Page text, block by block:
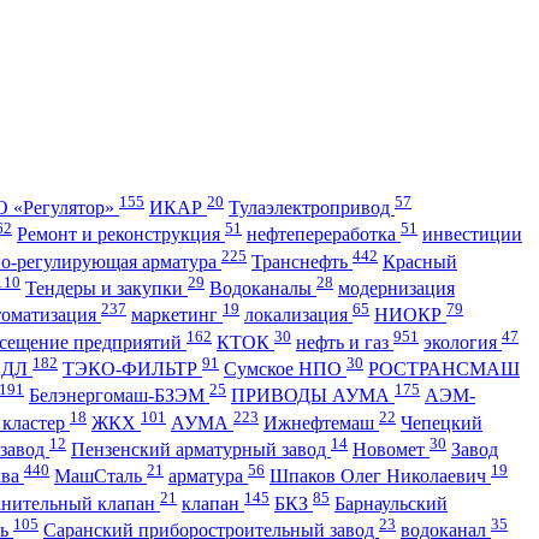
155 ИКАР 20 Тулаэлектропривод 57
Ремонт и реконструкция 51 нефтепереработка 51 инвестиции
регулирующая арматура 225 Транснефть 442 Красный
Тендеры и закупки 29 Водоканалы 28 модернизация
237 маркетинг 19 локализация 65 НИОКР 79
предприятий 162 КТОК 30 нефть и газ 951 экология 47
182 ТЭКО-ФИЛЬТР 91 Сумское НПО 30 РОСТРАНСМАШ
191 Белэнергомаш-БЗЭМ 25 ПРИВОДЫ АУМА 175 АЭМ-
18 ЖКХ 101 АУМА 223 Ижнефтемаш 22 Чепецкий
12 Пензенский арматурный завод 14 Новомет 30 Завод
440 МашСталь 21 арматура 56 Шпаков Олег Николаевич 19
клапан 21 клапан 145 БКЗ 85 Барнаульский
105 Саранский приборостроительный завод 23 водоканал 35